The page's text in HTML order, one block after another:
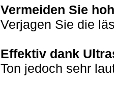
Vermeiden Sie
Verjagen Sie die
Effektiv dank
Ton jedoch sehr